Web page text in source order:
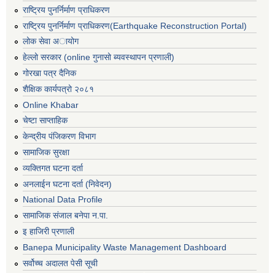
राष्ट्रिय पुनर्निर्माण प्राधिकरण
राष्ट्रिय पुनर्निर्माण प्राधिकरण(Earthquake Reconstruction Portal)
लोक सेवा अायोग
हेल्लो सरकार (online गुनासो ब्यवस्थापन प्रणाली)
गोरखा पत्र दैनिक
शैक्षिक कार्यपत्रो २०८१
Online Khabar
चेष्टा साप्ताहिक
केन्द्रीय पंजिकरण विभाग
सामाजिक सुरक्षा
व्यक्तिगत घटना दर्ता
अनलाईन घटना दर्ता (निवेदन)
National Data Profile
सामाजिक संजाल बनेपा न.पा.
इ हाजिरी प्रणाली
Banepa Municipality Waste Management Dashboard
सर्वोच्च अदालत पेसी सूची